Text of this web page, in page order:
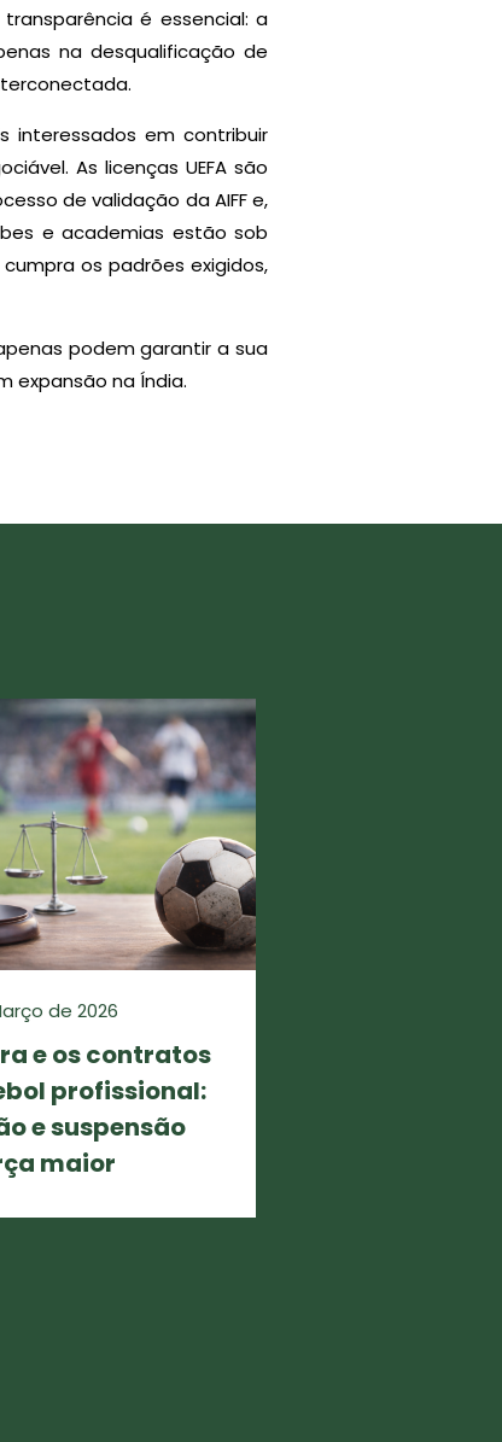
é essencial: a
na desqualificação de
interessados em contribuir
As licenças UEFA são
de validação da AIFF e,
e academias estão sob
os padrões exigidos,
podem garantir a sua
expansão na Índia.
de 2026
e os contratos
profissional:
e suspensão
maior